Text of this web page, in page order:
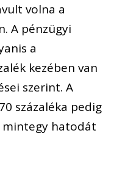
volna a
A pénzügyi
a
kezében van
szerint. A
százaléka pedig
mintegy hatodát